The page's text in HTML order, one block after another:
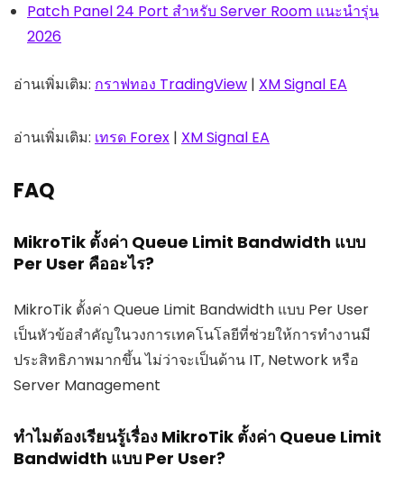
Patch Panel 24 Port สำหรับ Server Room แนะนำรุ่น
2026
อ่านเพิ่มเติม: กราฟทอง TradingView | XM Signal EA
อ่านเพิ่มเติม: เทรด Forex | XM Signal EA
FAQ
MikroTik ตั้งค่า Queue Limit Bandwidth แบบ
Per User คืออะไร?
MikroTik ตั้งค่า Queue Limit Bandwidth แบบ Per User
เป็นหัวข้อสำคัญในวงการเทคโนโลยีที่ช่วยให้การทำงานมี
ประสิทธิภาพมากขึ้น ไม่ว่าจะเป็นด้าน IT, Network หรือ
Server Management
ทำไมต้องเรียนรู้เรื่อง MikroTik ตั้งค่า Queue Limit
Bandwidth แบบ Per User?